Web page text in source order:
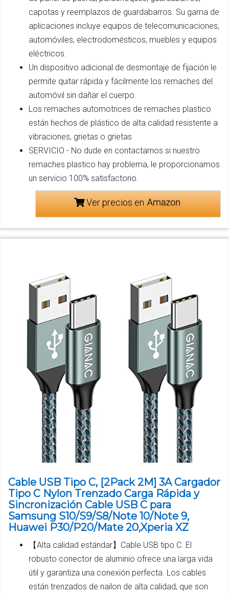
capotas y reemplazos de guardabarros. Su gama de
aplicaciones incluye equipos de telecomunicaciones,
automóviles, electrodomésticos, muebles y equipos
eléctricos.
Un dispositivo adicional de desmontaje de fijación le
permite quitar rápida y fácilmente los remaches del
automóvil sin dañar el cuerpo.
Los remaches automotrices de remaches plastico
están hechos de plástico de alta calidad resistente a
vibraciones, grietas o grietas
SERVICIO - No dude en contactarnos si nuestro
remaches plastico hay problema, le proporcionamos
un servicio 100% satisfactorio.
Ver precios en
Cable USB Tipo C, [2Pack 2M] 3A Cargador
Tipo C Nylon Trenzado Carga Rápida y
Sincronización Cable USB C para
Samsung S10/S9/S8/Note 10/Note 9,
Huawei P30/P20/Mate 20,Xperia XZ
【Alta calidad estándar】Cable USB tipo C. El
robusto conector de aluminio ofrece una larga vida
útil y garantiza una conexión perfecta. Los cables
están trenzados de nailon de alta calidad, que son